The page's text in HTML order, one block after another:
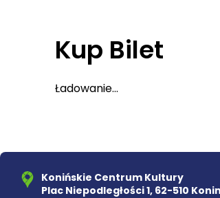
Kup Bilet
Ładowanie...
Konińskie Centrum Kultury
Plac Niepodległości 1, 62-510 Konin